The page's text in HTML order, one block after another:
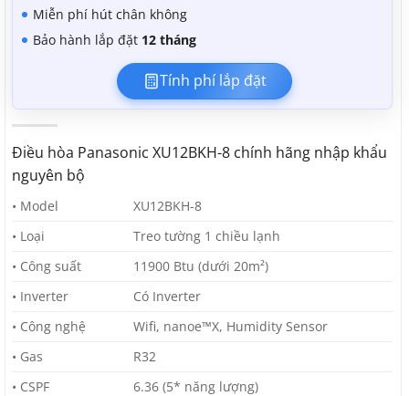
Miễn phí hút chân không
Bảo hành lắp đặt 12 tháng
Tính phí lắp đặt
Điều hòa Panasonic XU12BKH-8 chính hãng nhập khẩu
nguyên bộ
• Model
XU12BKH-8
• Loại
Treo tường 1 chiều lạnh
• Công suất
11900 Btu (dưới 20m²)
• Inverter
Có Inverter
• Công nghệ
Wifi, nanoe™X, Humidity Sensor
• Gas
R32
• CSPF
6.36 (5* năng lượng)